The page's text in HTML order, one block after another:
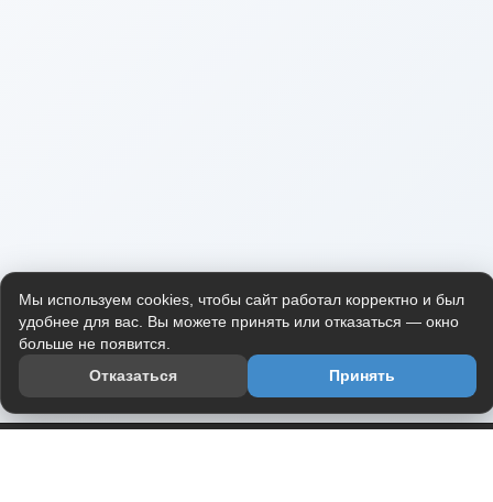
Мы используем cookies, чтобы сайт работал корректно и был
удобнее для вас. Вы можете принять или отказаться — окно
больше не появится.
Отказаться
Принять